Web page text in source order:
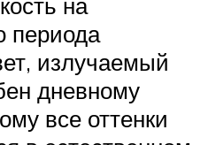
периода
излучаемый
дневному
все оттенки